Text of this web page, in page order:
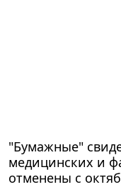
"Бумажные"
медицинских и
отменены с